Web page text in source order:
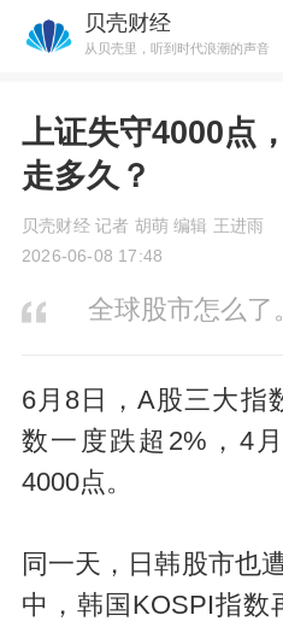
贝壳财经
从贝壳里，听到时代浪潮的声音
上证失守4000点
走多久？
贝壳财经 记者 胡萌 编辑 王进雨
2026-06-08 17:48
全球股市怎么了
6月8日，A股三大指
数一度跌超2%，4
4000点。
同一天，日韩股市也
中，韩国KOSPI指数